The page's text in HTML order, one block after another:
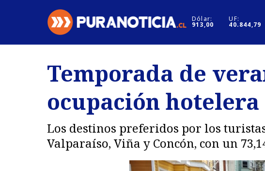
Dólar:
913,00
UF:
40.844,79
Regiones
Deportes
Internacional
Motores
Temporada de
ocupación
Los destinos preferidos por los
Valparaíso, Viña y Concón, con un